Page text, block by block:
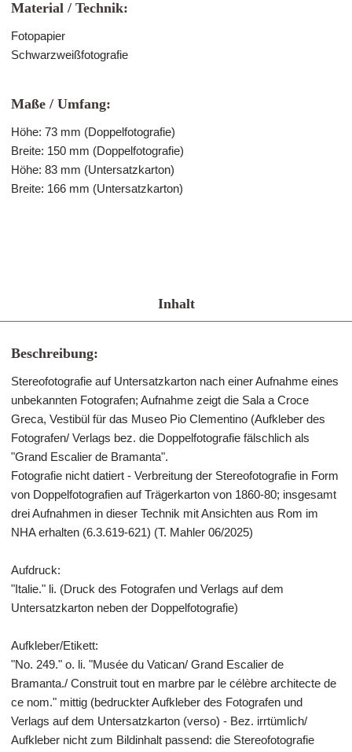
Material / Technik:
Fotopapier
Schwarzweißfotografie
Maße / Umfang:
Höhe: 73 mm (Doppelfotografie)
Breite: 150 mm (Doppelfotografie)
Höhe: 83 mm (Untersatzkarton)
Breite: 166 mm (Untersatzkarton)
Inhalt
Beschreibung:
Stereofotografie auf Untersatzkarton nach einer Aufnahme eines
unbekannten Fotografen; Aufnahme zeigt die Sala a Croce
Greca, Vestibül für das Museo Pio Clementino (Aufkleber des
Fotografen/ Verlags bez. die Doppelfotografie fälschlich als
"Grand Escalier de Bramanta".
Fotografie nicht datiert - Verbreitung der Stereofotografie in Form
von Doppelfotografien auf Trägerkarton von 1860-80; insgesamt
drei Aufnahmen in dieser Technik mit Ansichten aus Rom im
NHA erhalten (6.3.619-621) (T. Mahler 06/2025)
Aufdruck:
"Italie." li. (Druck des Fotografen und Verlags auf dem
Untersatzkarton neben der Doppelfotografie)
Aufkleber/Etikett:
"No. 249." o. li. "Musée du Vatican/ Grand Escalier de
Bramanta./ Construit tout en marbre par le célèbre architecte de
ce nom." mittig (bedruckter Aufkleber des Fotografen und
Verlags auf dem Untersatzkarton (verso) - Bez. irrtümlich/
Aufkleber nicht zum Bildinhalt passend: die Stereofotografie